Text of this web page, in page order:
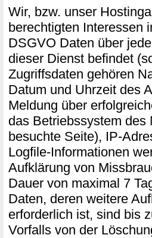
Wir, bzw. unser
berechtigten Interessen
DSGVO Daten über
dieser Dienst befindet
Zugriffsdaten gehören
Datum und Uhrzeit des
Meldung über
das Betriebssystem des
besuchte Seite), IP-
Logfile-Informationen
Aufklärung von
Dauer von maximal 7
Daten, deren weitere
erforderlich ist, sind bis
Vorfalls von der